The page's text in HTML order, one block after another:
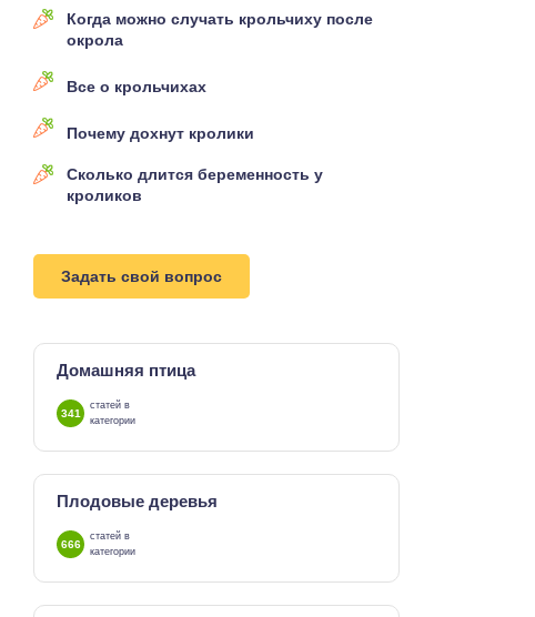
Когда можно случать крольчиху после
окрола
Все о крольчихах
Почему дохнут кролики
Сколько длится беременность у
кроликов
Задать свой вопрос
Домашняя птица
341
статей в
категории
Плодовые деревья
666
статей в
категории